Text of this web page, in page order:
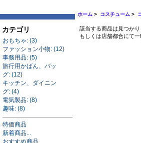
カテゴリ
おもちゃ: (3)
ファッション小物: (12)
事務用品: (5)
旅行用かばん、バッ
グ: (12)
キッチン、ダイニン
グ: (4)
電気製品: (8)
趣味: (8)
特価商品
新着商品...
おすすめ商品
ホーム > コスチューム >
該当する商品は見つかり
もしくは店舗都合にて